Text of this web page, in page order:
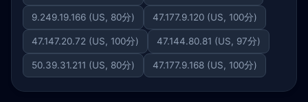
9.249.19.166 (US, 80分) 47.177.9.120 (US, 100分)
47.147.20.72 (US, 100分) 47.144.80.81 (US, 97分)
50.39.31.211 (US, 80分) 47.177.9.168 (US, 100分)